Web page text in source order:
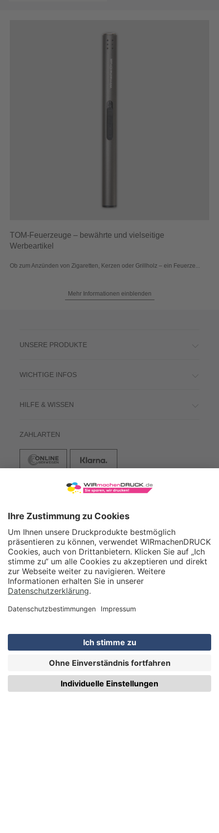
TOM-Feuerzeuge – bewährte und vielseitige
Werbeartikel
Ob zum Anzünden von Zigaretten, Kerzen oder Grillholz – ein Feuerze...
Mehr Informationen einblenden
UNSERE PRODUKTE
WICHTIGE INFOS
HILFE & WISSEN
ZAHLARTEN
VERSAND
WIRmachenDRUCK GmbH